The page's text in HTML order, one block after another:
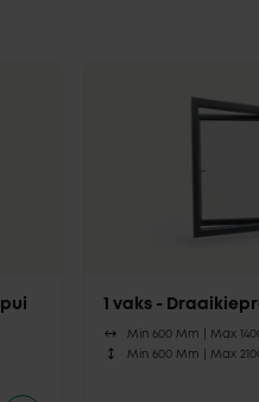
1 vaks -
Min 600 Mm |Max
Min 600 Mm |Max